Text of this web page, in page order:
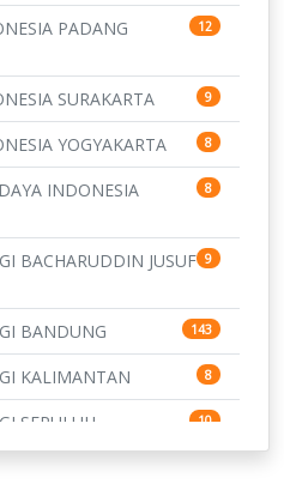
PADANG
12
SURAKARTA 9
YOGYAKARTA 8
INDONESIA
8
BACHARUDDIN JUSUF 9
BANDUNG 143
KALIMANTAN 8
SEPULUH
10